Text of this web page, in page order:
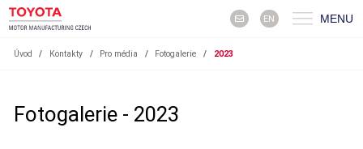
EN MENU
Úvod / Kontakty / Pro média / Fotogalerie / 2023
Fotogalerie - 2023